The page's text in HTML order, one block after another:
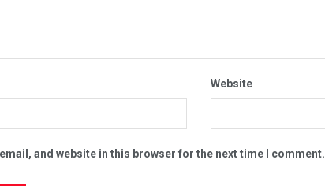
Website
and website in this browser for the next time I comment.